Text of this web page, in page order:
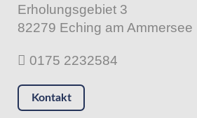
Erholungsgebiet 3
82279 Eching am Ammersee
0175 2232584
Kontakt